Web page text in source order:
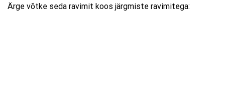
Ärge võtke seda ravimit koos järgmiste ravimitega: